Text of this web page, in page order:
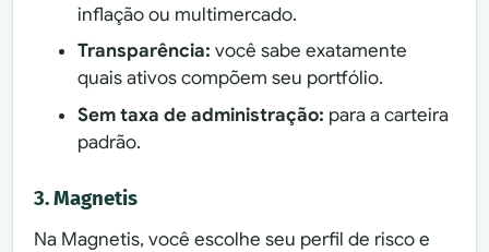
inflação ou multimercado.
Transparência: você sabe exatamente
quais ativos compõem seu portfólio.
Sem taxa de administração: para a carteira
padrão.
3. Magnetis
Na Magnetis, você escolhe seu perfil de risco e